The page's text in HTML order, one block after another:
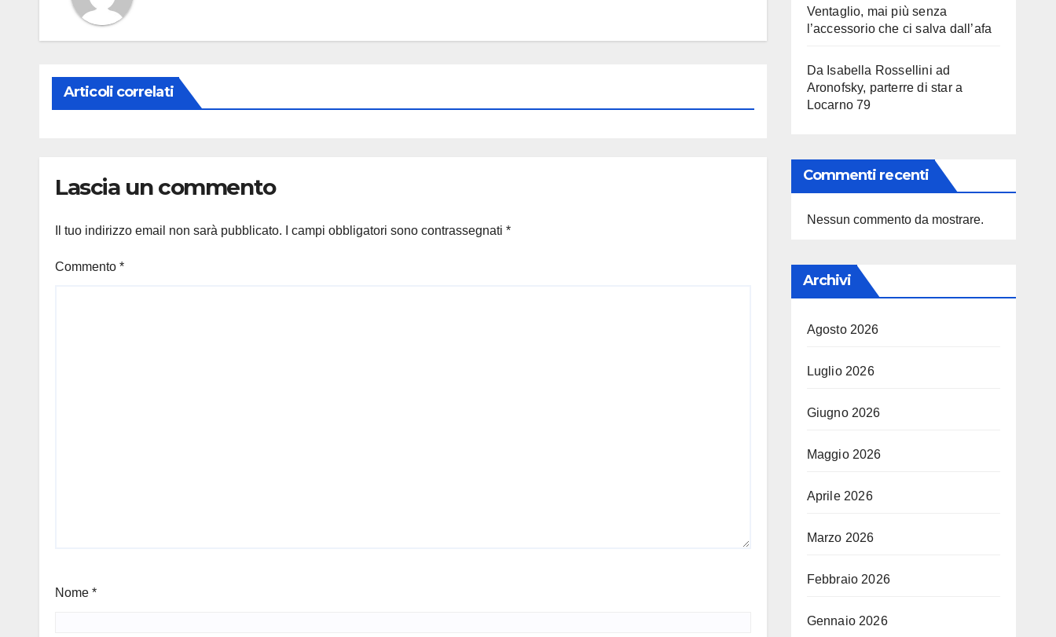
Articoli correlati
Lascia un commento
Il tuo indirizzo email non sarà pubblicato. I campi obbligatori sono contrassegnati *
Commento *
Nome *
Ventaglio, mai più senza
l’accessorio che ci salva dall’afa
Da Isabella Rossellini ad
Aronofsky, parterre di star a
Locarno 79
Commenti recenti
Nessun commento da mostrare.
Archivi
Agosto 2026
Luglio 2026
Giugno 2026
Maggio 2026
Aprile 2026
Marzo 2026
Febbraio 2026
Gennaio 2026